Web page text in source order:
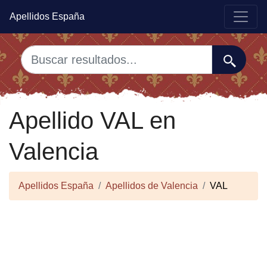
Apellidos España
Apellido VAL en
Valencia
Apellidos España Apellidos de Valencia VAL